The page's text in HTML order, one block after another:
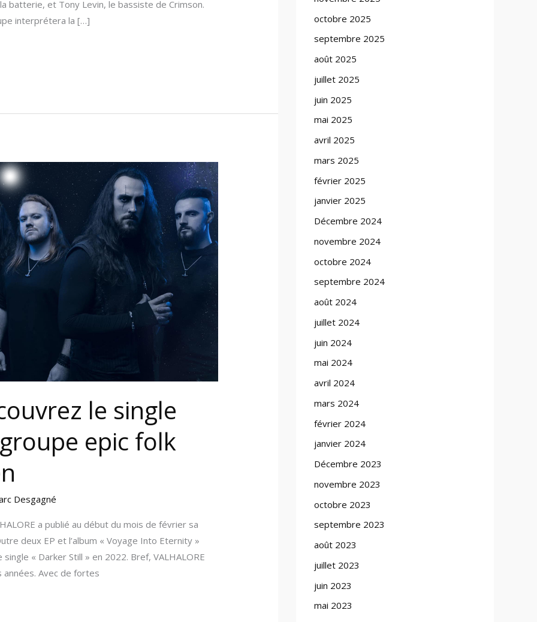
batterie, et Tony Levin, le bassiste de Crimson.
interprétera la […]
le single
epic folk
Desgagné
a publié au début du mois de février sa
deux EP et l’album « Voyage Into Eternity »
« Darker Still » en 2022. Bref, VALHALORE
Avec de fortes
octobre 2025
septembre 2025
août 2025
juillet 2025
juin 2025
mai 2025
avril 2025
mars 2025
février 2025
janvier 2025
Décembre 2024
novembre 2024
octobre 2024
septembre 2024
août 2024
juillet 2024
juin 2024
mai 2024
avril 2024
mars 2024
février 2024
janvier 2024
Décembre 2023
novembre 2023
octobre 2023
septembre 2023
août 2023
juillet 2023
juin 2023
mai 2023